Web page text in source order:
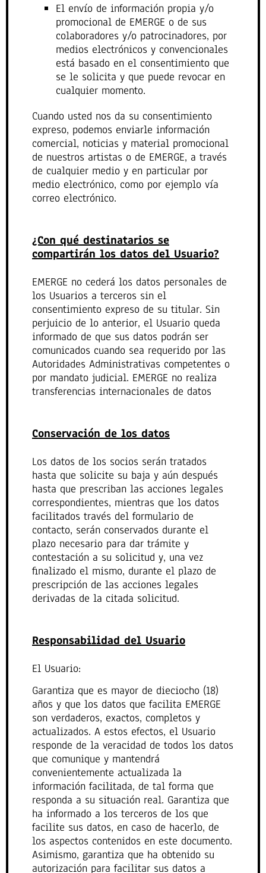
El envío de información propia y/o
promocional de EMERGE o de sus
colaboradores y/o patrocinadores, por
medios electrónicos y convencionales
está basado en el consentimiento que
se le solicita y que puede revocar en
cualquier momento.
Cuando usted nos da su consentimiento
expreso, podemos enviarle información
comercial, noticias y material promocional
de nuestros artistas o de EMERGE, a través
de cualquier medio y en particular por
medio electrónico, como por ejemplo vía
correo electrónico.
¿Con qué destinatarios se
compartirán los datos del Usuario?
EMERGE no cederá los datos personales de
los Usuarios a terceros sin el
consentimiento expreso de su titular. Sin
perjuicio de lo anterior, el Usuario queda
informado de que sus datos podrán ser
comunicados cuando sea requerido por las
Autoridades Administrativas competentes o
por mandato judicial. EMERGE no realiza
transferencias internacionales de datos
Conservación de los datos
Los datos de los socios serán tratados
hasta que solicite su baja y aún después
hasta que prescriban las acciones legales
correspondientes, mientras que los datos
facilitados través del formulario de
contacto, serán conservados durante el
plazo necesario para dar trámite y
contestación a su solicitud y, una vez
finalizado el mismo, durante el plazo de
prescripción de las acciones legales
derivadas de la citada solicitud.
Responsabilidad del Usuario
El Usuario:
Garantiza que es mayor de dieciocho (18)
años y que los datos que facilita EMERGE
son verdaderos, exactos, completos y
actualizados. A estos efectos, el Usuario
responde de la veracidad de todos los datos
que comunique y mantendrá
convenientemente actualizada la
información facilitada, de tal forma que
responda a su situación real. Garantiza que
ha informado a los terceros de los que
facilite sus datos, en caso de hacerlo, de
los aspectos contenidos en este documento.
Asimismo, garantiza que ha obtenido su
autorización para facilitar sus datos a